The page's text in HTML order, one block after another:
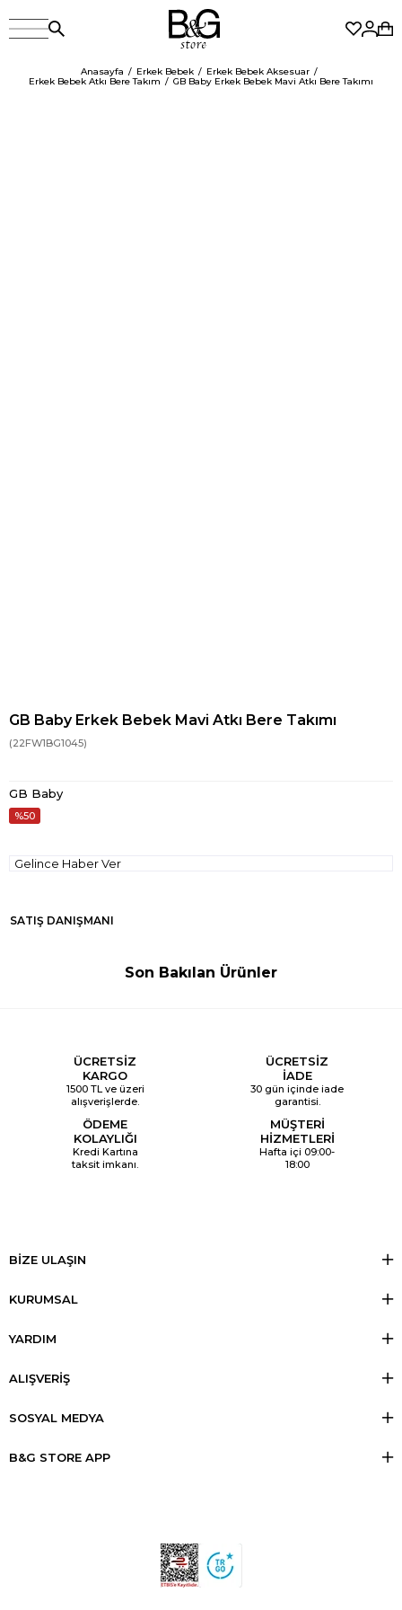
Anasayfa Erkek Bebek
Erkek Bebek Aksesuar
Erkek Bebek Atkı Bere Takım
GB Baby Erkek Bebek Mavi Atkı Bere Takımı
GB Baby Erkek Bebek Mavi Atkı Bere Takımı
(22FW1BG1045)
GB Baby
50
Gelince Haber Ver
SATIŞ DANIŞMANI
Son Bakılan Ürünler
ÜCRETSİZ
KARGO
1500 TL ve üzeri
alışverişlerde.
ÜCRETSİZ
İADE
30 gün içinde iade
garantisi.
ÖDEME
KOLAYLIĞI
Kredi Kartına
taksit imkanı.
MÜŞTERİ
HİZMETLERİ
Hafta içi 09:00-
18:00
BİZE ULAŞIN
KURUMSAL
YARDIM
ALIŞVERİŞ
SOSYAL MEDYA
B&G STORE APP